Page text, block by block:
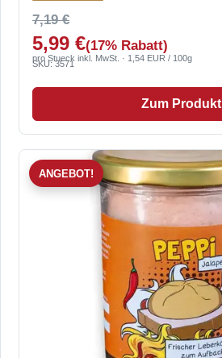
7,19 €
5,99 €(17% Rabatt)
pro Stueck inkl. MwSt. · 1,54 EUR / 100g
SKU: 3571
Zum Produkt
ANGEBOT!